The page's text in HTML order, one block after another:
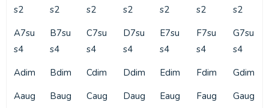
s2
s2
s2
s2
s2
s2
s2
A7su
s4
B7su
s4
C7su
s4
D7su
s4
E7su
s4
F7su
s4
G7su
s4
Adim
Bdim Cdim Ddim Edim Fdim
Gdim
Aaug
Baug Caug Daug Eaug Faug
Gaug